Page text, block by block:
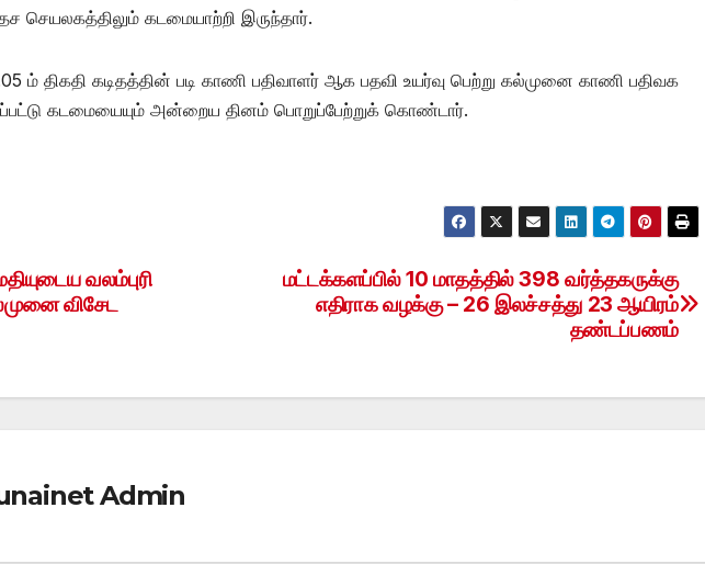
செயலகத்திலும் கடமையாற்றி இருந்தார்.
ம் திகதி கடிதத்தின் படி காணி பதிவாளர் ஆக பதவி உயர்வு பெற்று கல்முனை காணி பதிவக
கடமையையும் அன்றைய தினம் பொறுப்பேற்றுக் கொண்டார்.
மட்டக்களப்பில் 10 மாதத்தில் 398 வர்த்தகருக்கு
எதிராக வழக்கு – 26 இலச்சத்து 23 ஆயிரம்
தண்டப்பணம்
வலம்புரி
விசேட
Admin